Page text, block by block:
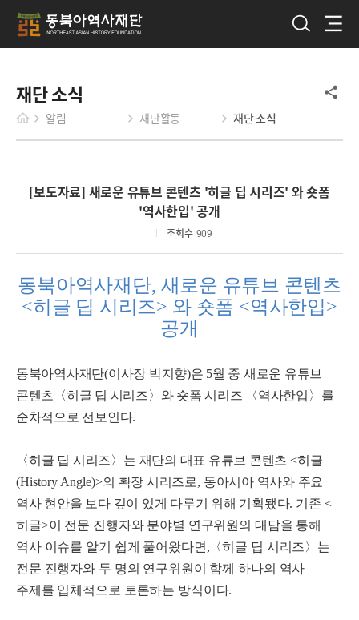
재단 소식
알림 재단활동 재단 소식
[보도자료] 새로운 유튜브 콘텐츠 '히글 딥 시리즈' 와 숏폼
'역사한입' 공개
조회수 909
동북아역사재단, 새로운 유튜브 콘텐츠
<히글 딥 시리즈> 와 숏폼 <역사한입>
공개
동북아역사재단(이사장 박지향)은 5월 중 새로운 유튜브
콘텐츠 〈히글 딥 시리즈〉 와 숏폼 시리즈 〈역사한입 〉 를
순차적으로 선보인다.
〈히글 딥 시리즈〉 는 재단의 대표 유튜브 콘텐츠 <히글
(History Angle)>의 확장 시리즈로, 동아시아 역사와 주요
역사 현안을 보다 깊이 있게 다루기 위해 기획됐다. 기존 <
히글>이 전문 진행자와 분야별 연구위원의 대담을 통해
역사 이슈를 알기 쉽게 풀어왔다면 , 〈히글 딥 시리즈〉 는
전문 진행자와 두 명의 연구위원이 함께 하나의 역사
주제를 입체적으로 토론하는 방식이다.